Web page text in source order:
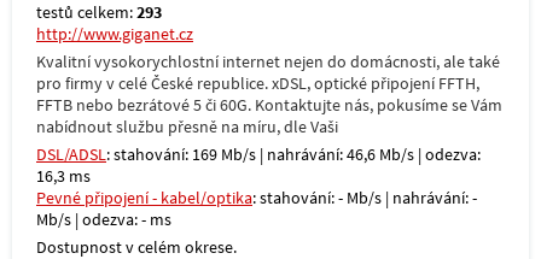
testů celkem:293
http://www.giganet.cz
Kvalitní vysokorychlostní internet nejen do domácnosti, ale také
pro firmy v celé České republice. xDSL, optické připojení FFTH,
FFTB nebo bezrátové 5 či 60G. Kontaktujte nás, pokusíme se Vám
nabídnout službu přesně na míru, dle Vaši
DSL/ADSL: stahování: 169 Mb/s | nahrávání: 46,6 Mb/s | odezva:
16,3 ms
Pevné připojení - kabel/optika: stahování: - Mb/s | nahrávání: -
Mb/s | odezva: - ms
Dostupnost v celém okrese.